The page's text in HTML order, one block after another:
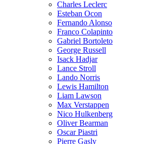
Charles Leclerc
Esteban Ocon
Fernando Alonso
Franco Colapinto
Gabriel Bortoleto
George Russell
Isack Hadjar
Lance Stroll
Lando Norris
Lewis Hamilton
Liam Lawson
Max Verstappen
Nico Hulkenberg
Oliver Bearman
Oscar Piastri
Pierre Gasly